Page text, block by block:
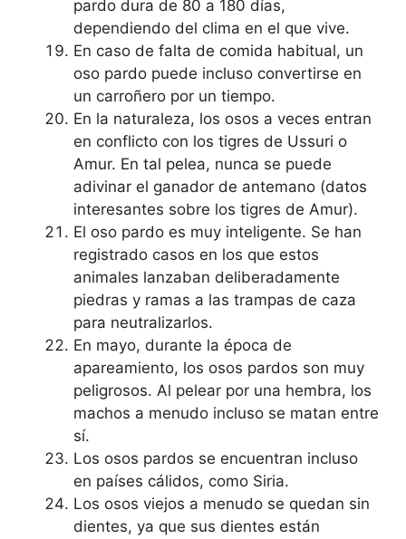
pardo dura de 80 a 180 días,
dependiendo del clima en el que vive.
En caso de falta de comida habitual, un
oso pardo puede incluso convertirse en
un carroñero por un tiempo.
En la naturaleza, los osos a veces entran
en conflicto con los tigres de Ussuri o
Amur. En tal pelea, nunca se puede
adivinar el ganador de antemano (datos
interesantes sobre los tigres de Amur).
El oso pardo es muy inteligente. Se han
registrado casos en los que estos
animales lanzaban deliberadamente
piedras y ramas a las trampas de caza
para neutralizarlos.
En mayo, durante la época de
apareamiento, los osos pardos son muy
peligrosos. Al pelear por una hembra, los
machos a menudo incluso se matan entre
sí.
Los osos pardos se encuentran incluso
en países cálidos, como Siria.
Los osos viejos a menudo se quedan sin
dientes, ya que sus dientes están